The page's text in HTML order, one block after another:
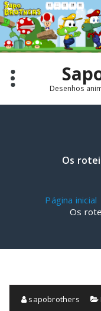
Pular
para
o
conteúdo
Desenhos
Os
Página inicial
Os
sapobrothers